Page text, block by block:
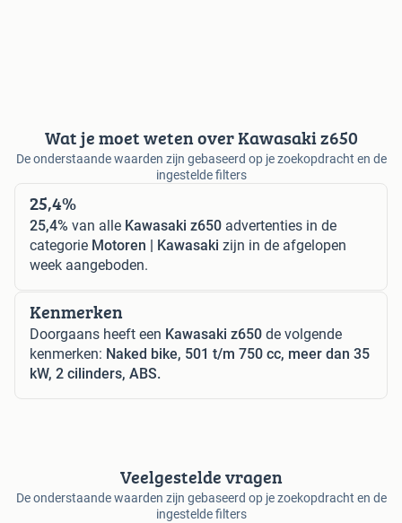
Wat je moet weten over Kawasaki z650
De onderstaande waarden zijn gebaseerd op je zoekopdracht en de
ingestelde filters
25,4%
25,4% van alle Kawasaki z650 advertenties in de
categorie Motoren | Kawasaki zijn in de afgelopen
week aangeboden.
Kenmerken
Doorgaans heeft een Kawasaki z650 de volgende
kenmerken: Naked bike, 501 t/m 750 cc, meer dan 35
kW, 2 cilinders, ABS.
Veelgestelde vragen
De onderstaande waarden zijn gebaseerd op je zoekopdracht en de
ingestelde filters